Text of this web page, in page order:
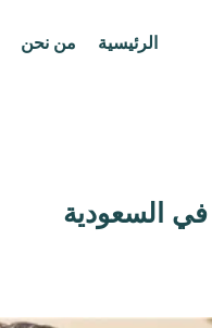
الرئيسية من نحن
في السعودية